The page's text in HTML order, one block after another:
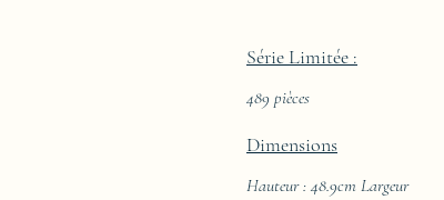
Série Limitée :
489 pièces
Dimensions
Hauteur : 48.9cm Largeur